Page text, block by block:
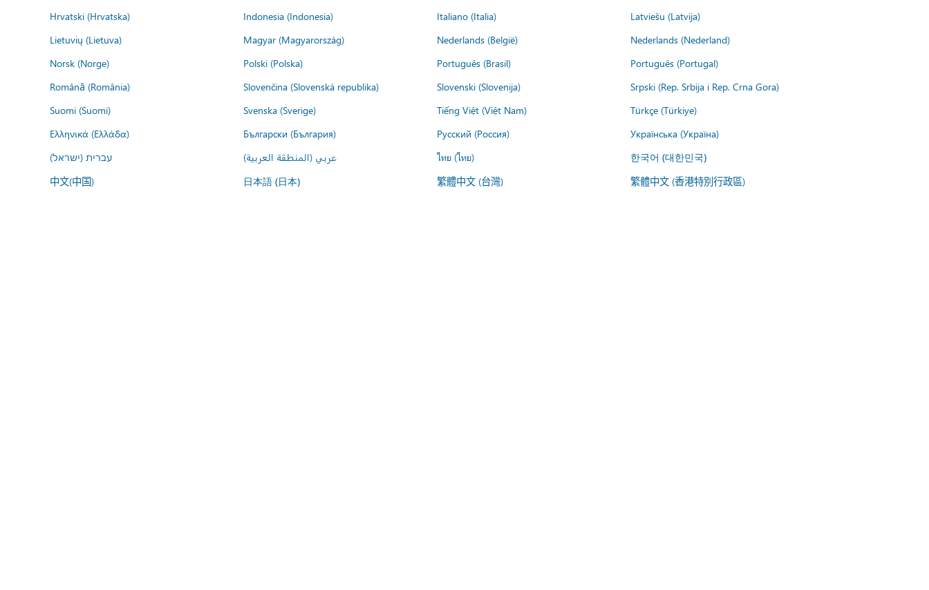
Hrvatski (Hrvatska)
Indonesia (Indonesia) Italiano (Italia)
Latviešu (Latvija)
Lietuvių (Lietuva)
Magyar (Magyarország) Nederlands (België)
Nederlands (Nederland)
Norsk (Norge)
Polski (Polska) Português (Brasil)
Português (Portugal)
Română (România)
Slovenčina (Slovenská republika) Slovenski (Slovenija)
Srpski (Rep. Srbija i Rep. Crna Gora)
Suomi (Suomi)
Svenska (Sverige) Tiếng Việt (Việt Nam)
Türkçe (Türkiye)
Ελληνικά (Ελλάδα)
Български (България) Русский (Россия)
Українська (Україна)
עברית (ישראל)
عربي (المنطقة العربية) ไทย (ไทย) 한국어 (대한민국)
中文(中国) 日本語 (日本) 繁體中文 (台灣) 繁體中文 (香港特別行政區)